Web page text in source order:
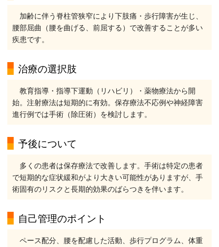
加齢に伴う脊柱管狭窄により下肢痛・歩行障害が生じ、
腰部屈曲（腰を曲げる、前屈する）で改善することが多い
疾患です。
治療の選択肢
教育指導・指導下運動（リハビリ）・薬物療法から開
始。注射療法は短期的に有効。保存療法不応例や神経障害
進行例では手術（除圧術）を検討します。
予後について
多くの患者は保存療法で改善します。手術は特定の患者
で短期的な症状緩和がより大きい可能性がありますが、手
術固有のリスクと長期的効果のばらつきを伴います。
自己管理のポイント
ペース配分、腰を配慮した活動、歩行プログラム、体重